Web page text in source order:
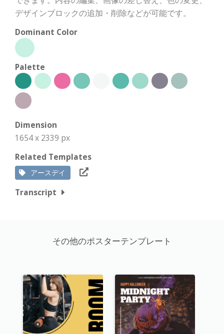
デザインブロックの追加・削除などが可能です。
Dominant Color
Palette
Dimension
1654 x 2339 px
Related Templates
アースデイ
Transcript
その他のポスターテンプレート